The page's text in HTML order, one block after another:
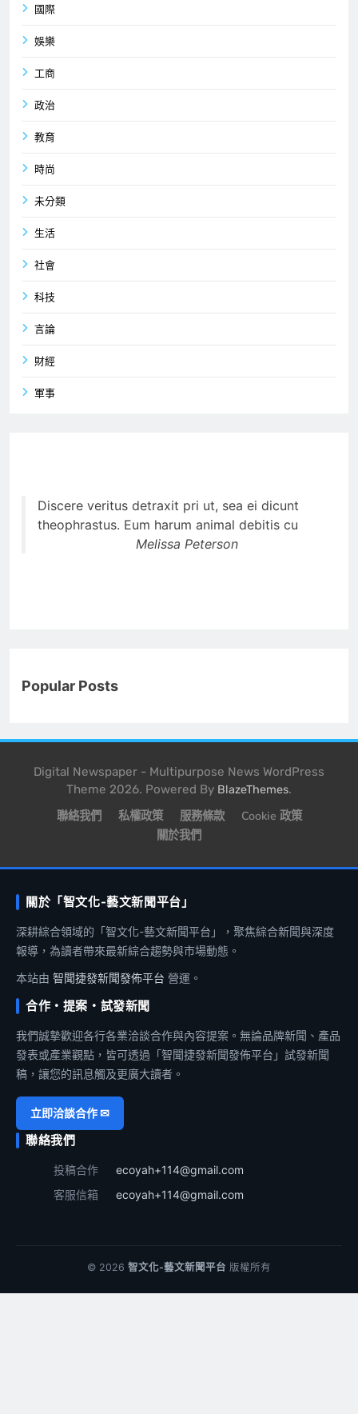
國際
娛樂
工商
政治
教育
時尚
未分類
生活
社會
科技
言論
財經
軍事
Discere veritus detraxit pri ut, sea ei dicunt
theophrastus. Eum harum animal debitis cu
Melissa Peterson
Popular Posts
Digital Newspaper - Multipurpose News WordPress
Theme 2026. Powered By BlazeThemes.
聯絡我們 私權政策 服務條款
Cookie 政策
關於我們
關於「智文化-藝文新聞平台」
深耕綜合領域的「智文化-藝文新聞平台」，聚焦綜合新聞與深度
報導，為讀者帶來最新綜合趨勢與市場動態。
本站由 智聞捷發新聞發佈平台 營運。
合作・提案・試發新聞
我們誠摯歡迎各行各業洽談合作與內容提案。無論品牌新聞、產品
發表或產業觀點，皆可透過「智聞捷發新聞發佈平台」試發新聞
稿，讓您的訊息觸及更廣大讀者。
立即洽談合作 ✉
聯絡我們
投稿合作
ecoyah+114@gmail.com
客服信箱
ecoyah+114@gmail.com
© 2026 智文化-藝文新聞平台 版權所有